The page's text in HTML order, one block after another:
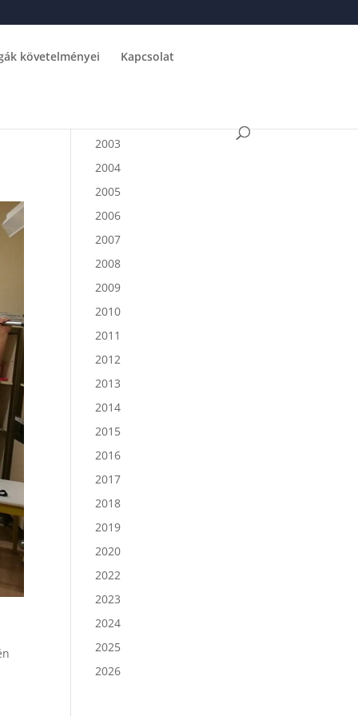
követelményei Kapcsolat
2003
2004
2005
2006
2007
2008
2009
2010
2011
2012
2013
2014
2015
2016
2017
2018
2019
2020
2022
2023
2024
2025
2026